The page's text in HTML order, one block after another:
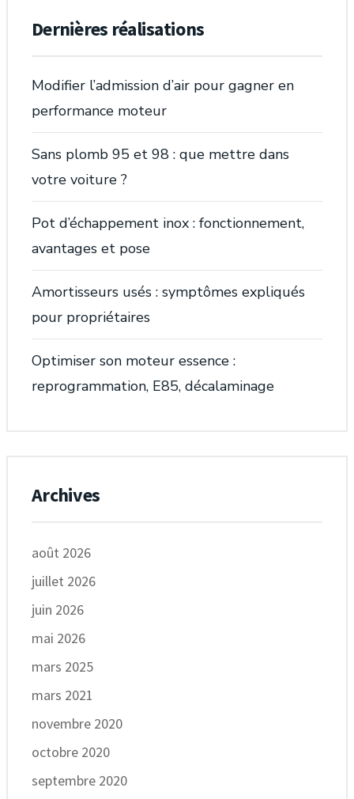
Dernières réalisations
Modifier l’admission d’air pour gagner en
performance moteur
Sans plomb 95 et 98 : que mettre dans
votre voiture ?
Pot d’échappement inox : fonctionnement,
avantages et pose
Amortisseurs usés : symptômes expliqués
pour propriétaires
Optimiser son moteur essence :
reprogrammation, E85, décalaminage
Archives
août 2026
juillet 2026
juin 2026
mai 2026
mars 2025
mars 2021
novembre 2020
octobre 2020
septembre 2020